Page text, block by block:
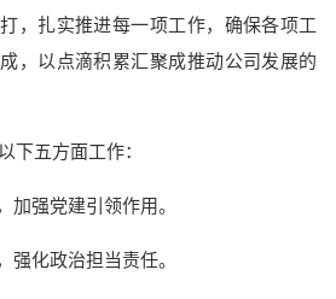
，扎实推进每一项工作，确保各项工
，以点滴积累汇聚成推动公司发展的
下五方面工作：
加强党建引领作用。
强化政治担当责任。